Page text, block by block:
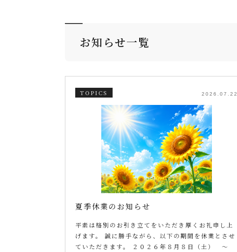
お知らせ一覧
TOPICS 2026.07.22
夏季休業のお知らせ
平素は格別のお引き立てをいただき厚くお礼申し上
げます。 誠に勝手ながら、以下の期間を休業とさせ
ていただきます。 ２０２６年８月８日（土） ～